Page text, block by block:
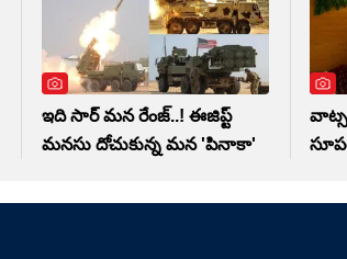
ఇది సార్ మన రేంజ్..! ఈజిప్ట్
మనసు దోచుకున్న మన 'పినాకా'